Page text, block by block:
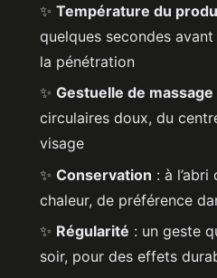
✨ Température du
quelques secondes
la pénétration
✨ Gestuelle de massage
circulaires doux, du
visage
✨ Conservation : à
chaleur, de préférence
✨ Régularité : un geste
soir, pour des effets